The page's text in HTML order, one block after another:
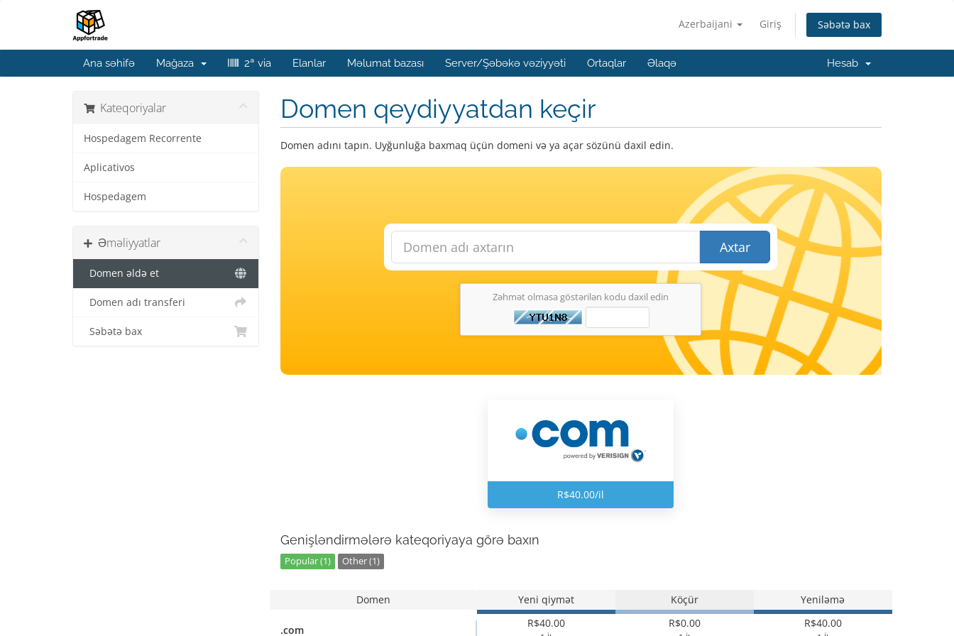
Azerbaijani Giriş Səbətə bax
Ana səhifə Mağaza 2ª via Elanlar Məlumat bazası Server/Şəbəkə vəziyyəti Ortaqlar Əlaqə Hesab
Kateqoriyalar
Hospedagem Recorrente
Aplicativos
Hospedagem
Əməliyyatlar
Domen əldə et
Domen adı transferi
Səbətə bax
Domen qeydiyyatdan keçir
Domen adını tapın. Uyğunluğa baxmaq üçün domeni və ya açar sözünü daxil edin.
Axtar
Zəhmət olmasa göstərilən kodu daxil edin
R$40.00/il
Genişləndirmələrə kateqoriyaya görə baxın
Popular (1) Other (1)
Domen Yeni qiymət Köçür Yeniləmə
.com
R$40.00 R$0.00 R$40.00